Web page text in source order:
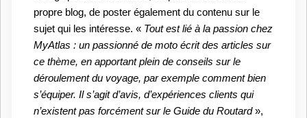
propre blog, de poster également du contenu sur le
sujet qui les intéresse. « Tout est lié à la passion chez
MyAtlas : un passionné de moto écrit des articles sur
ce thème, en apportant plein de conseils sur le
déroulement du voyage, par exemple comment bien
s’équiper. Il s’agit d’avis, d’expériences clients qui
n’existent pas forcément sur le Guide du Routard»,